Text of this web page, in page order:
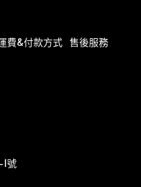
費&付款方式 售後服務
號